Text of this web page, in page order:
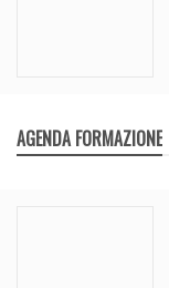
AGENDA FORMAZIONE